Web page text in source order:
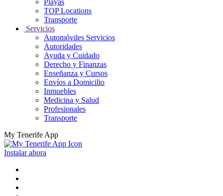
Playas
TOP Locations
Transporte
Servicios
Automóviles Servicios
Autoridades
Ayuda y Cuidado
Derecho y Finanzas
Enseñanza y Cursos
Envíos a Domicilio
Inmuebles
Medicina y Salud
Profesionales
Transporte
My Tenerife App
Instalar ahora